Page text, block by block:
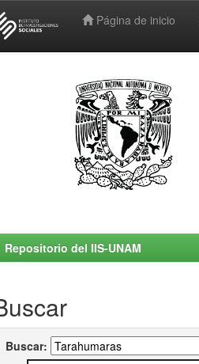
Página de inicio
Repositorio del IIS-UNAM
Buscar: